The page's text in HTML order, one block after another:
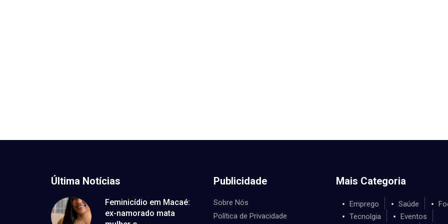
Última Notícias
Feminicídio em Macaé:
ex-namorado mata
Publicidade
Sobre Nós
Política de Privacidade
Mais Categoria
Emprego Saúde
Tecnolgia
Eventos